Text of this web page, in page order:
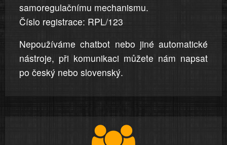
samoregulačnímu mechanismu.
Číslo registrace: RPL/123
Nepoužíváme chatbot nebo jiné automatické
nástroje, při komunikaci můžete nám napsat
po český nebo slovenský.